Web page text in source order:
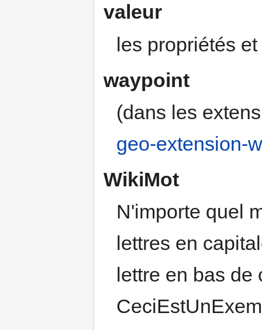
valeur
les propriétés
waypoint
(dans les
geo-extension-
WikiMot
N'importe quel
lettres en
lettre en bas